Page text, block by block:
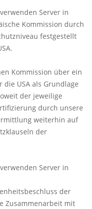
Server in
Kommission durch
festgestellt
Kommission über ein
USA als Grundlage
der jeweilige
durch unsere
weiterhin auf
der
Server in
der
Zusammenarbeit mit